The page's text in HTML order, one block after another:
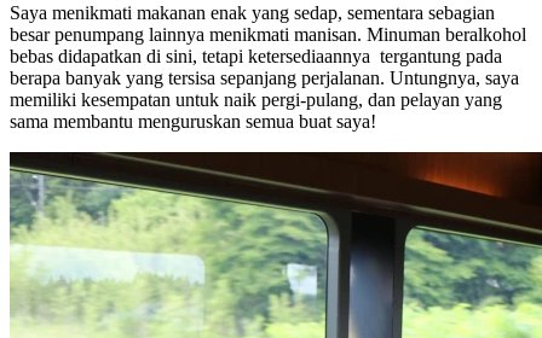
Saya menikmati makanan enak yang sedap, sementara sebagian
besar penumpang lainnya menikmati manisan. Minuman beralkohol
bebas didapatkan di sini, tetapi ketersediaannya tergantung pada
berapa banyak yang tersisa sepanjang perjalanan. Untungnya, saya
memiliki kesempatan untuk naik pergi-pulang, dan pelayan yang
sama membantu menguruskan semua buat saya!